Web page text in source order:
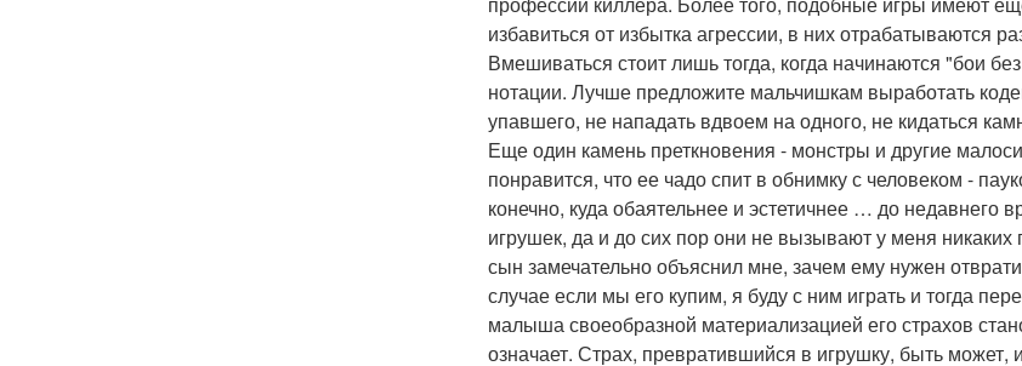
избавиться от избытка агрессии, в них
Вмешиваться стоит лишь тогда, когда начинаются "бои
нотации. Лучше предложите мальчишкам выработать
упавшего, не нападать вдвоем на одного, не кидаться
Еще один камень преткновения - монстры и другие
понравится, что ее чадо спит в обнимку с человеком -
конечно, куда обаятельнее и эстетичнее … до
игрушек, да и до сих пор они не вызывают у меня
сын замечательно объяснил мне, зачем ему нужен
случае если мы его купим, я буду с ним играть и тогда
малыша своеобразной материализацией его страхов
означает. Страх, превратившийся в игрушку, быть